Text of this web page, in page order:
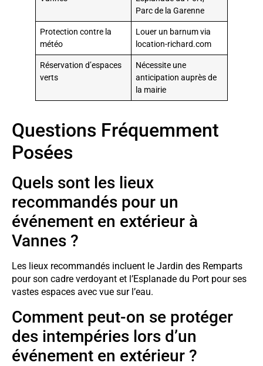
Parc de la Garenne
Protection contre la
météo
Louer un barnum via
location-richard.com
Réservation d’espaces
verts
Nécessite une
anticipation auprès de
la mairie
Questions Fréquemment
Posées
Quels sont les lieux
recommandés pour un
événement en extérieur à
Vannes ?
Les lieux recommandés incluent le Jardin des Remparts
pour son cadre verdoyant et l’Esplanade du Port pour ses
vastes espaces avec vue sur l’eau.
Comment peut-on se protéger
des intempéries lors d’un
événement en extérieur ?